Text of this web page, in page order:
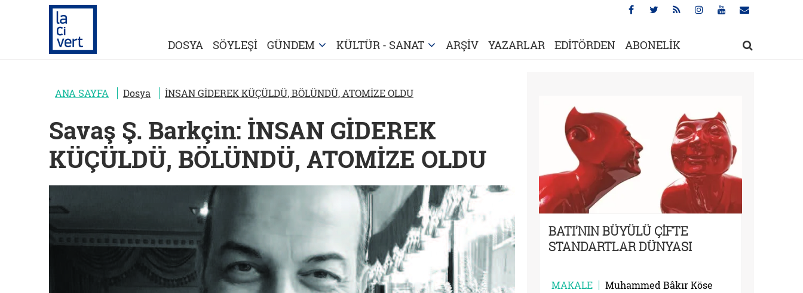
DOSYA SÖYLEŞİ GÜNDEM KÜLTÜR - SANAT ARŞİV YAZARLAR EDİTÖRDEN ABONELİK
ANA SAYFA Dosya İNSAN GİDEREK KÜÇÜLDÜ, BÖLÜNDÜ, ATOMİZE OLDU
Savaş Ş. Barkçin: İNSAN GİDEREK
KÜÇÜLDÜ, BÖLÜNDÜ, ATOMİZE OLDU
BATI’NIN BÜYÜLÜ ÇİFTE
STANDARTLAR DÜNYASI
MAKALE Muhammed Bâkır Köse